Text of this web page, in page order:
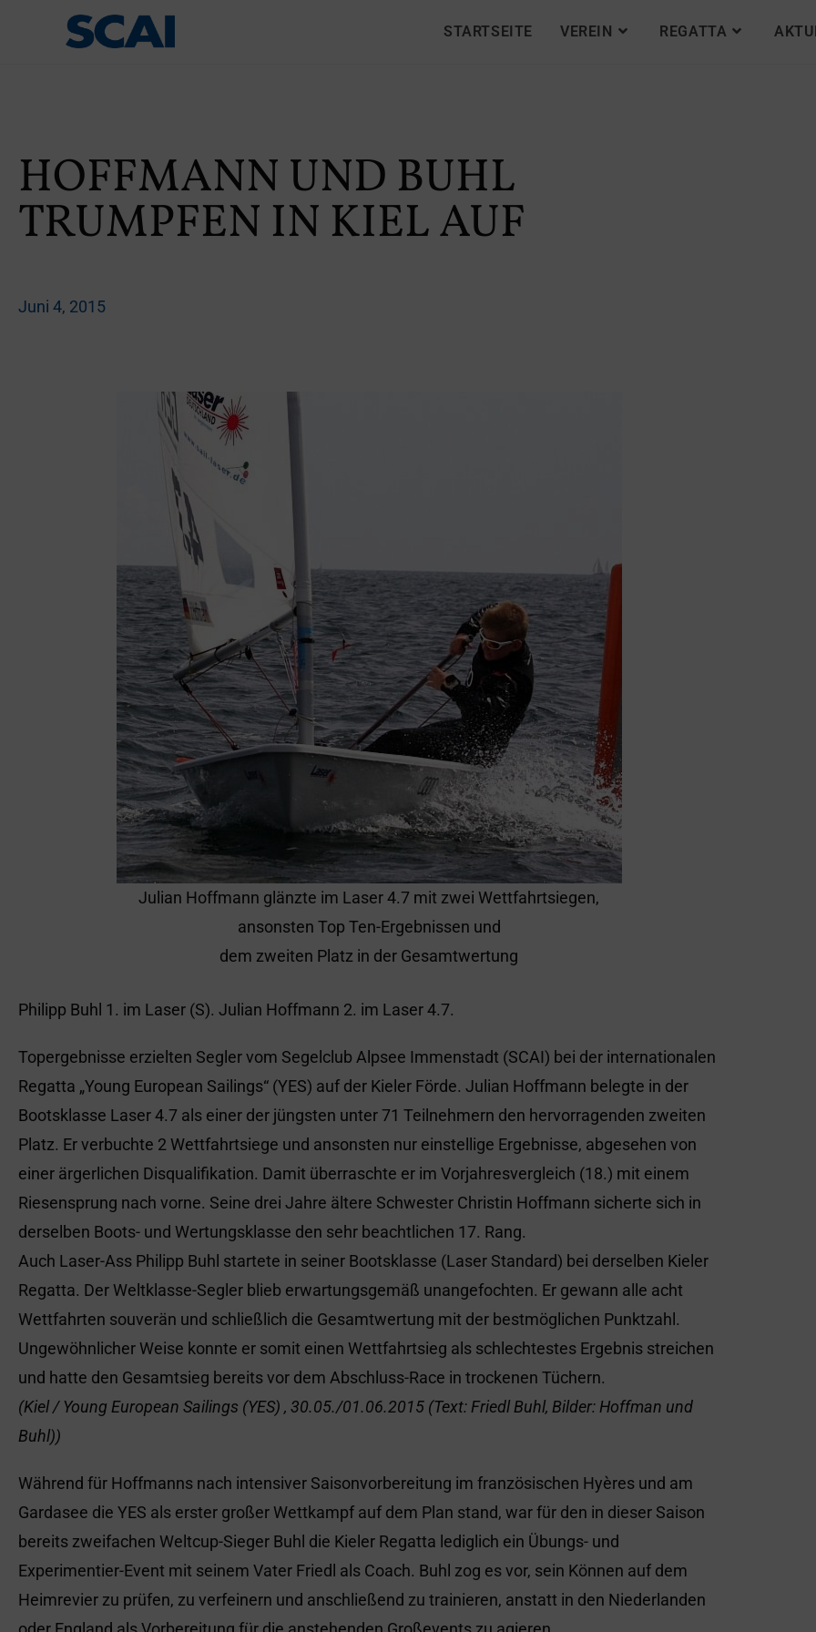
STARTSEITE VEREIN REGATTA
HOFFMANN UND BUHL
TRUMPFEN IN KIEL AUF
Juni 4, 2015
Julian Hoffmann glänzte im Laser 4.7 mit zwei Wettfahrtsiegen,
ansonsten Top Ten-Ergebnissen und
dem zweiten Platz in der Gesamtwertung
Philipp Buhl 1. im Laser (S). Julian Hoffmann 2. im Laser 4.7.
Topergebnisse erzielten Segler vom Segelclub Alpsee Immenstadt (SCAI) bei der internationalen
Regatta „Young European Sailings“ (YES) auf der Kieler Förde. Julian Hoffmann belegte in der
Bootsklasse Laser 4.7 als einer der jüngsten unter 71 Teilnehmern den hervorragenden zweiten
Platz. Er verbuchte 2 Wettfahrtsiege und ansonsten nur einstellige Ergebnisse, abgesehen von
einer ärgerlichen Disqualifikation. Damit überraschte er im Vorjahresvergleich (18.) mit einem
Riesensprung nach vorne. Seine drei Jahre ältere Schwester Christin Hoffmann sicherte sich in
derselben Boots- und Wertungsklasse den sehr beachtlichen 17. Rang.
Auch Laser-Ass Philipp Buhl startete in seiner Bootsklasse (Laser Standard) bei derselben Kieler
Regatta. Der Weltklasse-Segler blieb erwartungsgemäß unangefochten. Er gewann alle acht
Wettfahrten souverän und schließlich die Gesamtwertung mit der bestmöglichen Punktzahl.
Ungewöhnlicher Weise konnte er somit einen Wettfahrtsieg als schlechtestes Ergebnis streichen
und hatte den Gesamtsieg bereits vor dem Abschluss-Race in trockenen Tüchern.
(Kiel / Young European Sailings (YES) , 30.05./01.06.2015 (Text: Friedl Buhl, Bilder: Hoffman und
Buhl))
Während für Hoffmanns nach intensiver Saisonvorbereitung im französischen Hyères und am
Gardasee die YES als erster großer Wettkampf auf dem Plan stand, war für den in dieser Saison
bereits zweifachen Weltcup-Sieger Buhl die Kieler Regatta lediglich ein Übungs- und
Experimentier-Event mit seinem Vater Friedl als Coach. Buhl zog es vor, sein Können auf dem
Heimrevier zu prüfen, zu verfeinern und anschließend zu trainieren, anstatt in den Niederlanden